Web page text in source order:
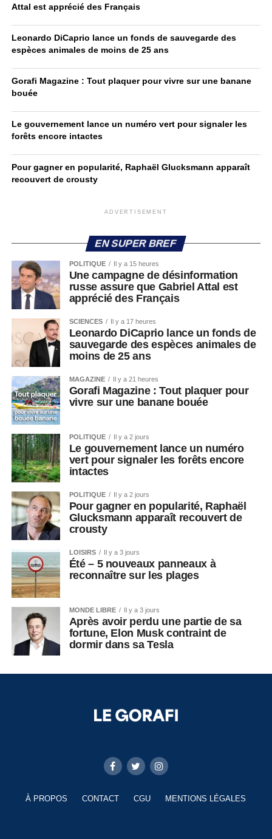
Attal est apprécié des Français
Leonardo DiCaprio lance un fonds de sauvegarde des
espèces animales de moins de 25 ans
Gorafi Magazine : Tout plaquer pour vivre sur une banane
bouée
Le gouvernement lance un numéro vert pour signaler les
forêts encore intactes
Pour gagner en popularité, Raphaël Glucksmann apparaît
recouvert de crousty
ADVERTISEMENT
EN SUPER BREF
POLITIQUE Il y a 15 heures
Une campagne de désinformation
russe assure que Gabriel Attal est
apprécié des Français
SCIENCES Il y a 17 heures
Leonardo DiCaprio lance un fonds de
sauvegarde des espèces animales de
moins de 25 ans
MAGAZINE Il y a 21 heures
Gorafi Magazine : Tout plaquer pour
vivre sur une banane bouée
POLITIQUE Il y a 2 jours
Le gouvernement lance un numéro
vert pour signaler les forêts encore
intactes
POLITIQUE Il y a 2 jours
Pour gagner en popularité, Raphaël
Glucksmann apparaît recouvert de
crousty
LOISIRS Il y a 3 jours
Été – 5 nouveaux panneaux à
reconnaître sur les plages
MONDE LIBRE Il y a 3 jours
Après avoir perdu une partie de sa
fortune, Elon Musk contraint de
dormir dans sa Tesla
À PROPOS CONTACT CGU MENTIONS LÉGALES